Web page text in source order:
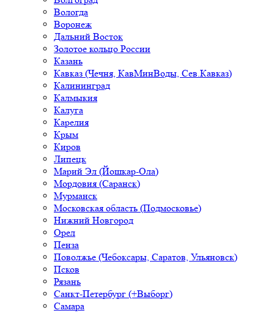
Вологда
Воронеж
Дальний Восток
Золотое кольцо России
Казань
Кавказ (Чечня, КавМинВоды, Сев.Кавказ)
Калининград
Калмыкия
Калуга
Карелия
Крым
Киров
Липецк
Марий Эл (Йошкар-Ола)
Мордовия (Саранск)
Мурманск
Московская область (Подмосковье)
Нижний Новгород
Орел
Пенза
Поволжье (Чебоксары, Саратов, Ульяновск)
Псков
Рязань
Санкт-Петербург (+Выборг)
Самара